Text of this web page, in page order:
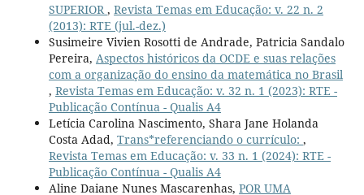
SUPERIOR , Revista Temas em Educação: v. 22 n. 2
(2013): RTE (jul.-dez.)
Susimeire Vivien Rosotti de Andrade, Patricia Sandalo
Pereira, Aspectos históricos da OCDE e suas relações
com a organização do ensino da matemática no Brasil
, Revista Temas em Educação: v. 32 n. 1 (2023): RTE -
Publicação Contínua - Qualis A4
Letícia Carolina Nascimento, Shara Jane Holanda
Costa Adad, Trans*referenciando o currículo: ,
Revista Temas em Educação: v. 33 n. 1 (2024): RTE -
Publicação Contínua - Qualis A4
Aline Daiane Nunes Mascarenhas, POR UMA